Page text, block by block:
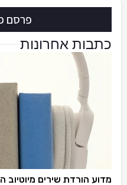
פרסם
כתבות אחרונות
מדוע הורדת שירים מיוטיוב